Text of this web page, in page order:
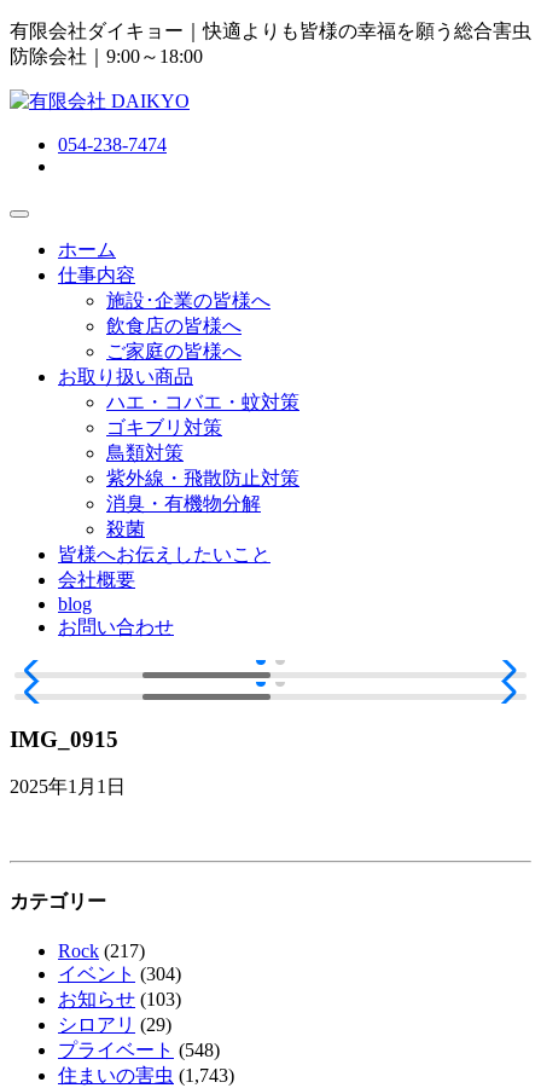
有限会社ダイキョー｜快適よりも皆様の幸福を願う総合害虫
防除会社 ｜9:00～18:00
054-238-7474
ホーム
仕事内容
施設･企業の皆様へ
飲食店の皆様へ
ご家庭の皆様へ
お取り扱い商品
ハエ・コバエ・蚊対策
ゴキブリ対策
鳥類対策
紫外線・飛散防止対策
消臭・有機物分解
殺菌
皆様へお伝えしたいこと
会社概要
blog
お問い合わせ
IMG_0915
2025年1月1日
カテゴリー
Rock (217)
イベント (304)
お知らせ (103)
シロアリ (29)
プライベート (548)
住まいの害虫 (1,743)